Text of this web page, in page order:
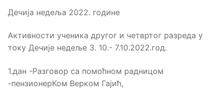
Дечија недеља 2022. године
Активности ученика другог и четвртог разреда у
току Дечије недеље 3. 10.- 7.10.2022.год.
1.дан -Разговор са помоћном радницом
-пензионерКом Верком Гајић,